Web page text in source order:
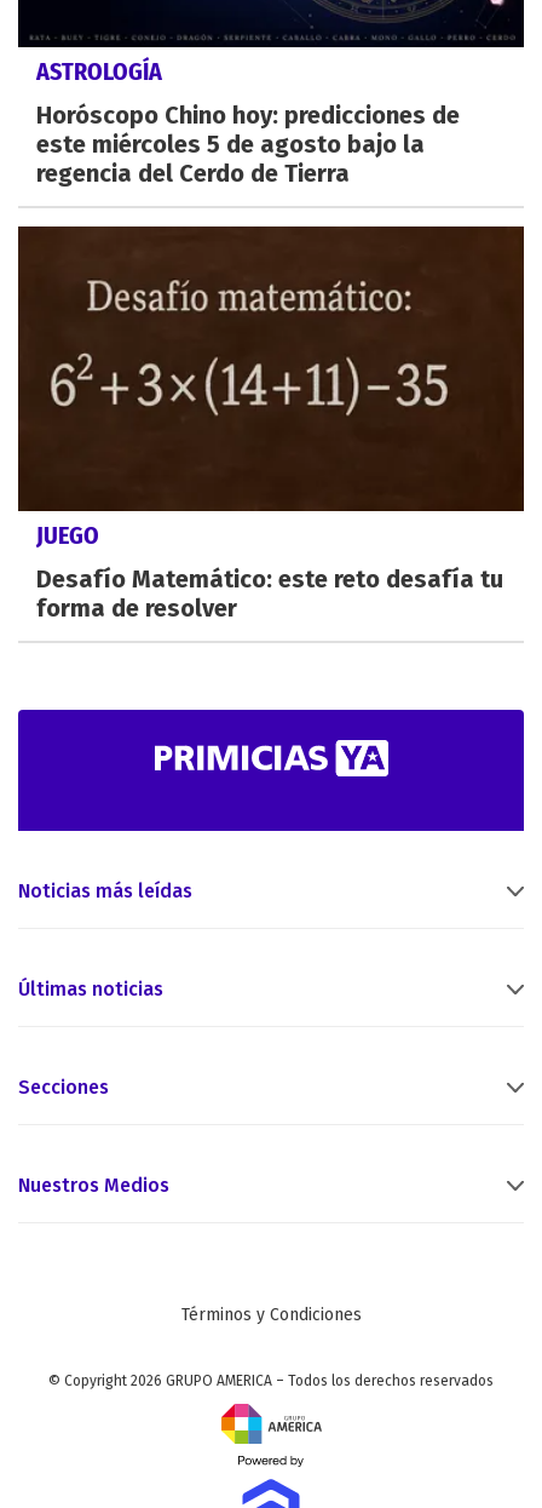
ASTROLOGÍA
Horóscopo Chino hoy: predicciones de
este miércoles 5 de agosto bajo la
regencia del Cerdo de Tierra
JUEGO
Desafío Matemático: este reto desafía tu
forma de resolver
Noticias más leídas
Últimas noticias
Secciones
Nuestros Medios
Términos y Condiciones
© Copyright 2026 GRUPO AMERICA – Todos los derechos reservados